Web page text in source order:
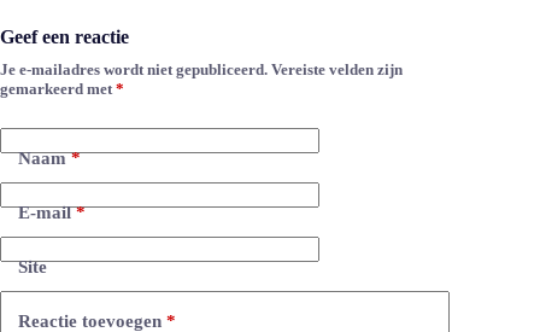
Geef een reactie
Je e-mailadres wordt niet gepubliceerd. Vereiste velden zijn
gemarkeerd met*
Naam*
E-mail*
Site
Reactie toevoegen *
A
l
r
n
v
e